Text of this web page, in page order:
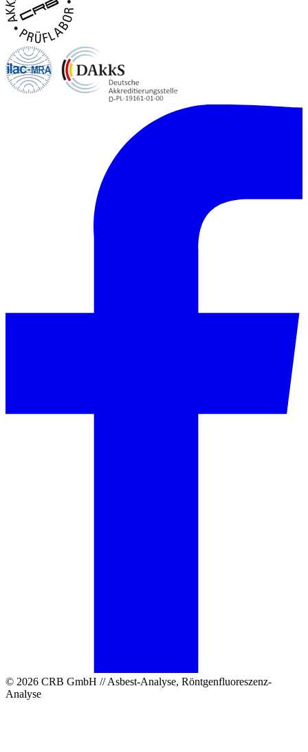
© 2026 CRB GmbH // Asbest-Analyse, Röntgenfluoreszenz-
Analyse